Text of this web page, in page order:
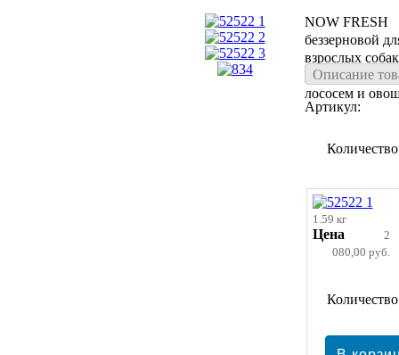
NOW FRESH
беззерновой
взрослых
пород с
лососем и
Описание
Артикул:
1.59 кг
Цена
2
080,00 руб.